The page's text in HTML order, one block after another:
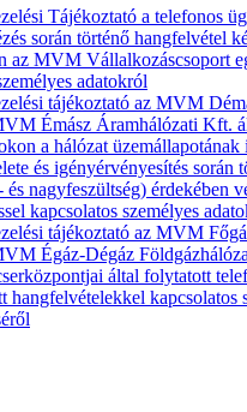
Tájékoztató a telefonos
során történő hangfelvétel
az MVM Vállalkozáscsoport
adatokról
tájékoztató az MVM
Émász Áramhálózati Kft.
a hálózat üzemállapotának
és igényérvényesítés során
és nagyfeszültség) érdekében
kapcsolatos személyes
tájékoztató az MVM
Égáz-Dégáz
által folytatott
hangfelvételekkel kapcsolatos